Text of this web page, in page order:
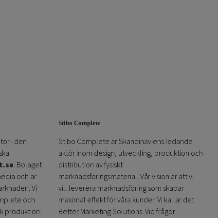
i den
. Bolaget
och är
Vi
och
produktion.
Stibo Complete
Stibo Complete är Skandinaviens ledande
aktör inom design, utveckling, produktion och
distribution av fysiskt
marknadsföringsmaterial. Vår vision är att vi
vill leverera marknadsföring som skapar
maximal effekt för våra kunder. Vi kallar det
Better Marketing Solutions. Vid frågor